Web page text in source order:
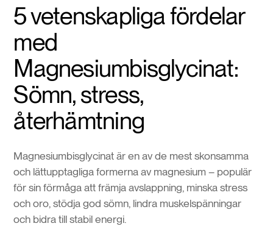
5 vetenskapliga fördelar
med
Magnesiumbisglycinat:
Sömn, stress,
återhämtning
Magnesiumbisglycinat är en av de mest skonsamma
och lättupptagliga formerna av magnesium – populär
för sin förmåga att främja avslappning, minska stress
och oro, stödja god sömn, lindra muskelspänningar
och bidra till stabil energi.